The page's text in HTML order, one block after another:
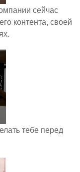
сейчас
контента, своей
тебе перед